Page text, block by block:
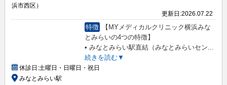
浜市西区）
更新日:2026.07.22
特徴
【MYメディカルクリニック横浜みな
とみらいの4つの特徴】
• みなとみらい駅直結（みなとみらいセン
続きを読む▼
休診日:土曜日・日曜日・祝日
みなとみらい駅